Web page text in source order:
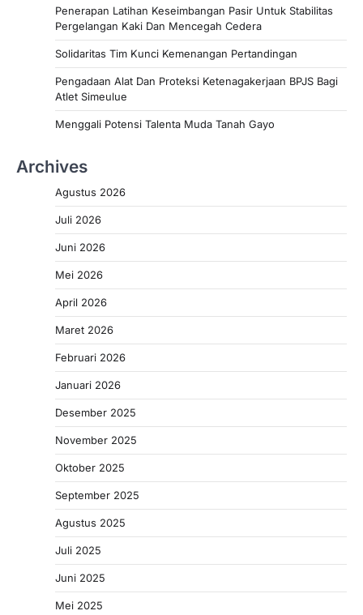
Penerapan Latihan Keseimbangan Pasir Untuk Stabilitas
Pergelangan Kaki Dan Mencegah Cedera
Solidaritas Tim Kunci Kemenangan Pertandingan
Pengadaan Alat Dan Proteksi Ketenagakerjaan BPJS Bagi
Atlet Simeulue
Menggali Potensi Talenta Muda Tanah Gayo
Archives
Agustus 2026
Juli 2026
Juni 2026
Mei 2026
April 2026
Maret 2026
Februari 2026
Januari 2026
Desember 2025
November 2025
Oktober 2025
September 2025
Agustus 2025
Juli 2025
Juni 2025
Mei 2025